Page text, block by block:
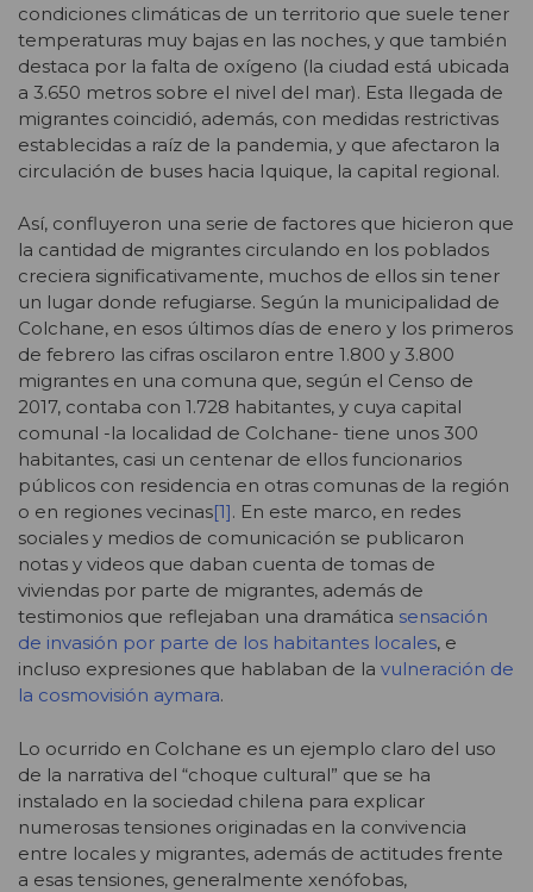
condiciones climáticas de un territorio que suele tener
temperaturas muy bajas en las noches, y que también
destaca por la falta de oxígeno (la ciudad está ubicada
a 3.650 metros sobre el nivel del mar). Esta llegada de
migrantes coincidió, además, con medidas restrictivas
establecidas a raíz de la pandemia, y que afectaron la
circulación de buses hacia Iquique, la capital regional.
Así, confluyeron una serie de factores que hicieron que
la cantidad de migrantes circulando en los poblados
creciera significativamente, muchos de ellos sin tener
un lugar donde refugiarse. Según la municipalidad de
Colchane, en esos últimos días de enero y los primeros
de febrero las cifras oscilaron entre 1.800 y 3.800
migrantes en una comuna que, según el Censo de
2017, contaba con 1.728 habitantes, y cuya capital
comunal -la localidad de Colchane- tiene unos 300
habitantes, casi un centenar de ellos funcionarios
públicos con residencia en otras comunas de la región
o en regiones vecinas[1]. En este marco, en redes
sociales y medios de comunicación se publicaron
notas y videos que daban cuenta de tomas de
viviendas por parte de migrantes, además de
testimonios que reflejaban una dramática sensación
de invasión por parte de los habitantes locales, e
incluso expresiones que hablaban de la vulneración de
la cosmovisión aymara.
Lo ocurrido en Colchane es un ejemplo claro del uso
de la narrativa del “choque cultural” que se ha
instalado en la sociedad chilena para explicar
numerosas tensiones originadas en la convivencia
entre locales y migrantes, además de actitudes frente
a esas tensiones, generalmente xenófobas,